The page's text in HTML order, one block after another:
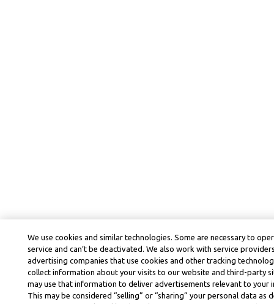
We use cookies and similar technologies. Some are necessary to
service and can’t be deactivated. We also work with service
advertising companies that use cookies and other tracking
collect information about your visits to our website and third-party
may use that information to deliver advertisements relevant to your
This may be considered “selling” or “sharing” your personal data as